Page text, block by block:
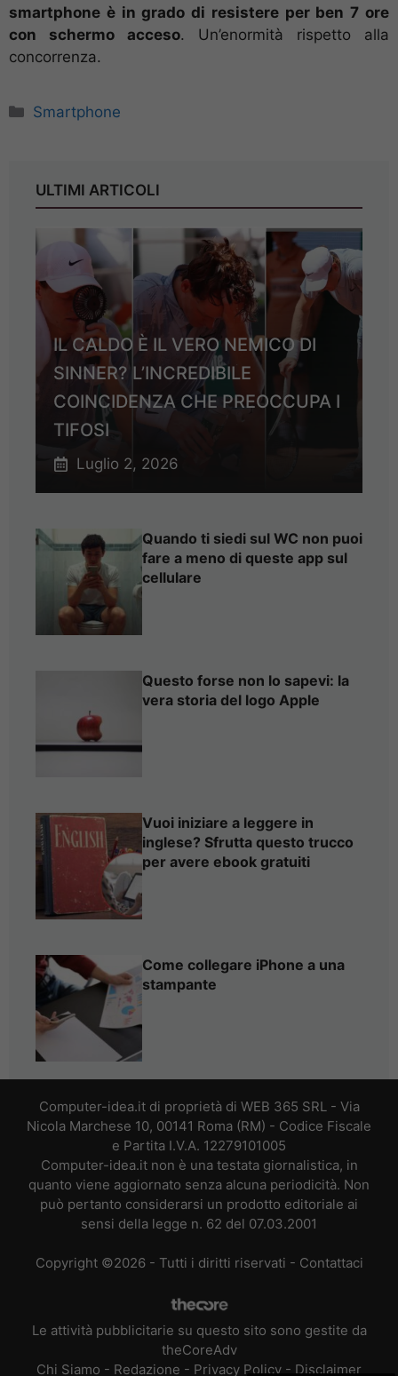
smartphone è in grado di resistere per ben 7 ore
con schermo acceso. Un’enormità rispetto alla
concorrenza.
Categorie
Smartphone
ULTIMI ARTICOLI
IL CALDO È IL VERO NEMICO DI
SINNER? L’INCREDIBILE
COINCIDENZA CHE PREOCCUPA I
TIFOSI
Luglio 2, 2026
Quando ti siedi sul WC non puoi
fare a meno di queste app sul
cellulare
Questo forse non lo sapevi: la
vera storia del logo Apple
Vuoi iniziare a leggere in
inglese? Sfrutta questo trucco
per avere ebook gratuiti
Come collegare iPhone a una
stampante
Computer-idea.it di proprietà di WEB 365 SRL - Via
Nicola Marchese 10, 00141 Roma (RM) - Codice Fiscale
e Partita I.V.A. 12279101005
Computer-idea.it non è una testata giornalistica, in
quanto viene aggiornato senza alcuna periodicità. Non
può pertanto considerarsi un prodotto editoriale ai
sensi della legge n. 62 del 07.03.2001
Copyright ©2026 - Tutti i diritti riservati - Contattaci
Le attività pubblicitarie su questo sito sono gestite da
theCoreAdv
Chi Siamo - Redazione - Privacy Policy - Disclaimer